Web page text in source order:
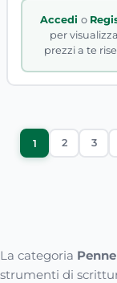
Accedi o
per
prezzi a te
1 2 3
La categoria
strumenti di